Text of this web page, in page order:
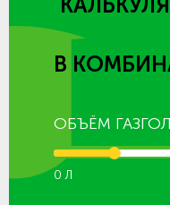
В
ОБЪЁМ
0 Л